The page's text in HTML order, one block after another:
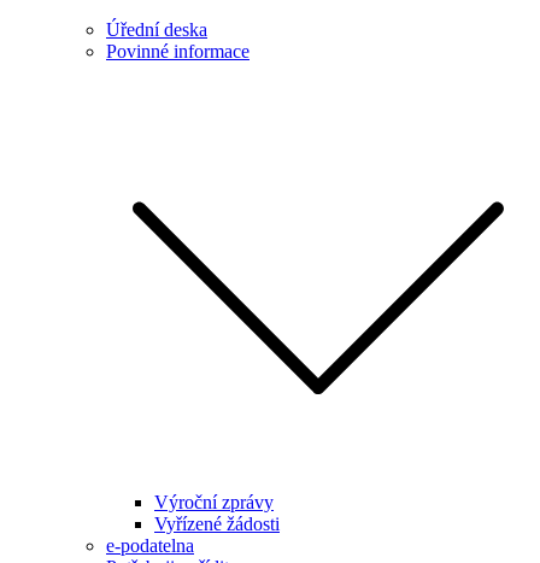
Úřední deska
Povinné informace
Výroční zprávy
Vyřízené žádosti
e-podatelna